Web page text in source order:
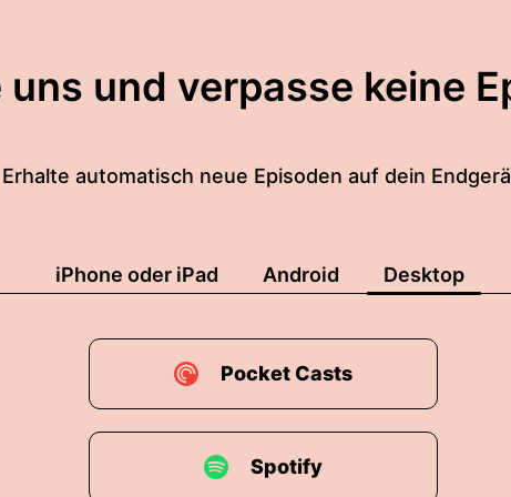
uns und verpasse keine
Erhalte automatisch neue Episoden auf dein
iPhone oder iPad Android Desktop
Pocket Casts
Spotify